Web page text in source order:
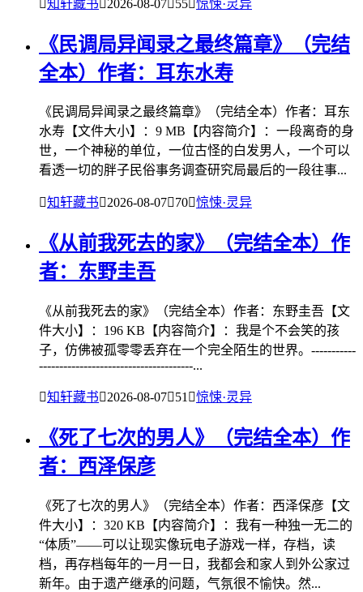
知轩藏书2026-08-0755惊悚·灵异
《民调局异闻录之最终篇章》（完结
全本）作者：耳东水寿
《民调局异闻录之最终篇章》（完结全本）作者：耳东
水寿【文件大小】：9 MB【内容简介】：一段离奇的身
世，一个神秘的单位，一位古怪的白发男人，一个可以
看透一切的胖子民俗事务调查研究局最后的一段往事...
知轩藏书2026-08-0770惊悚·灵异
《从前我死去的家》（完结全本）作
者：东野圭吾
《从前我死去的家》（完结全本）作者：东野圭吾【文
件大小】：196 KB【内容简介】：我是个不会笑的孩
子，仿佛被孤零零丢弃在一个完全陌生的世界。-----------
--------------------------------------...
知轩藏书2026-08-0751 惊悚·灵异
《死了七次的男人》（完结全本）作
者：西泽保彦
《死了七次的男人》（完结全本）作者：西泽保彦【文
件大小】：320 KB【内容简介】：我有一种独一无二的
“体质”——可以让现实像玩电子游戏一样，存档，读
档，再存档每年的一月一日，我都会和家人到外公家过
新年。由于遗产继承的问题，气氛很不愉快。然...